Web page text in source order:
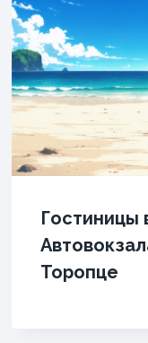
Гостиницы
Торопце